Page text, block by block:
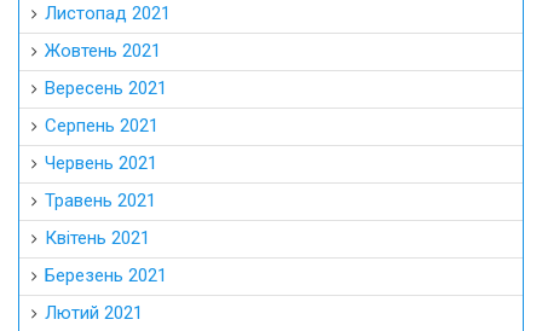
Листопад 2021
Жовтень 2021
Вересень 2021
Серпень 2021
Червень 2021
Травень 2021
Квітень 2021
Березень 2021
Лютий 2021